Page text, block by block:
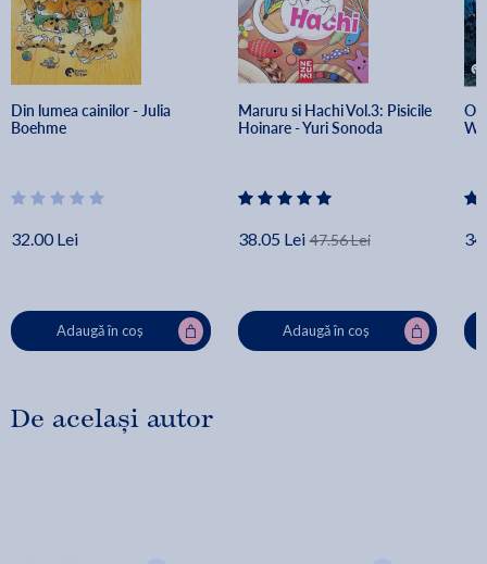
Din lumea cainilor - Julia
Boehme
32.00 Lei
Adaugă în coș
Maruru si Hachi Vol.3: Pisicile
Hoinare - Yuri Sonoda
38.05 Lei 47.56 Lei
Adaugă în coș
De același autor